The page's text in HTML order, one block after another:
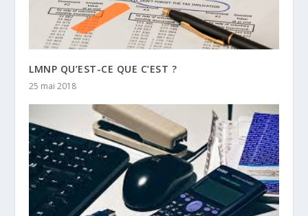
LMNP QU’EST-CE QUE C’EST ?
25 mai 2018